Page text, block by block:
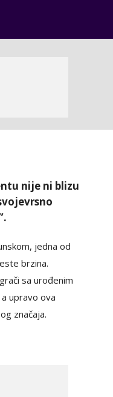
nije ni blizu
jedna od
brzina.
sa urođenim
upravo ova
značaja.